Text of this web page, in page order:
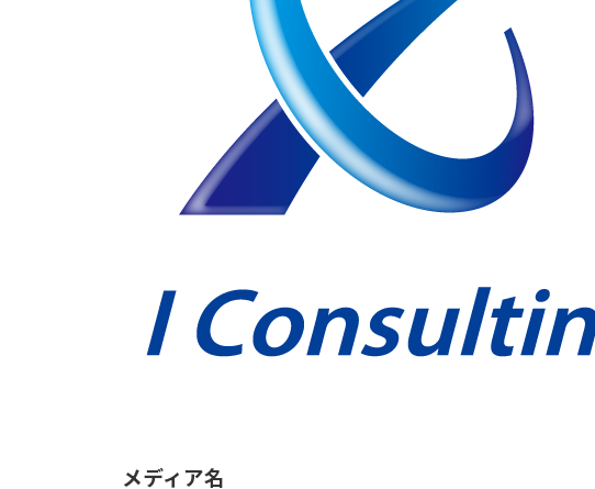
メディア名